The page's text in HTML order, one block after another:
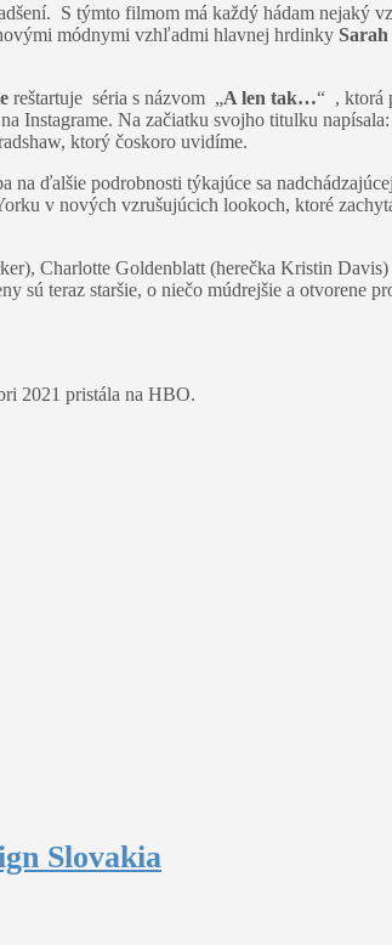
S týmto filmom má každý hádam nejaký
módnymi vzhľadmi hlavnej hrdinky Sarah
reštartuje séria s názvom „A len tak…“ , ktorá
Instagrame. Na začiatku svojho titulku napísala:
ktorý čoskoro uvidíme.
ďalšie podrobnosti týkajúce sa
v nových vzrušujúcich lookoch, ktoré
Charlotte Goldenblatt (herečka Kristin
teraz staršie, o niečo múdrejšie a otvorene
2021 pristála na HBO.
Slovakia